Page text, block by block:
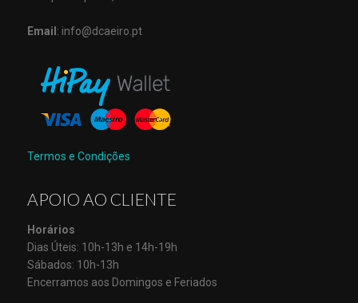
Email : info@dcaeiro.pt
Termos e Condições
APOIO AO CLIENTE
Horários
Dias Úteis: 10h-13h e 14h-19h
Sábados: 10h-13h
Encerramos aos Domingos e Feriados